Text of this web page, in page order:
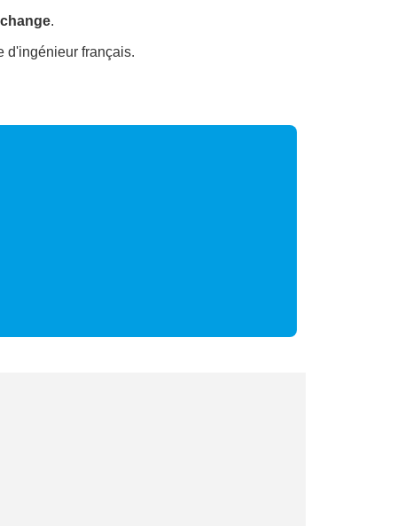
.
d'ingénieur français.